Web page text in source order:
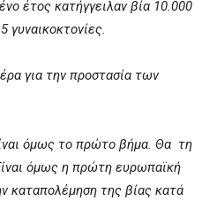
έτος κατήγγειλαν βία 10.000
γυναικοκτονίες.
για την προστασία των
όμως το πρώτο βήμα. Θα τη
όμως η πρώτη ευρωπαϊκή
καταπολέμηση της βίας κατά